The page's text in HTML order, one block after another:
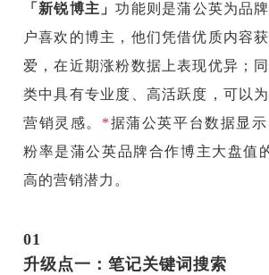
「新锐博主」功能则是蒲公英为品
户喜欢的博主，他们凭借优质内容
爱，在近期涨粉数据上表现优异；
类中具有专业度、高活跃度，可以
营销灵感。 *据蒲公英平台数据显
粉率是蒲公英品牌合作博主大盘值
高的营销潜力。
01
升级点一：笔记关键词搜索